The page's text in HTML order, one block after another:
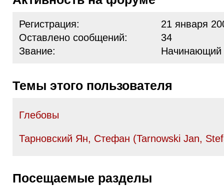
Регистрация:
21 января
Оставлено сообщений:
34
Звание:
Начинающий
Темы этого пользователя
Глебовы
Тарновский Ян, Стефан (Tarnowski Jan,
Посещаемые разделы